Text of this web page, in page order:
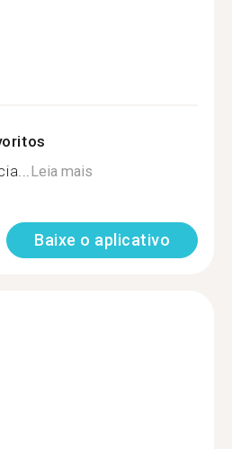
Leia mais
Baixe o aplicativo